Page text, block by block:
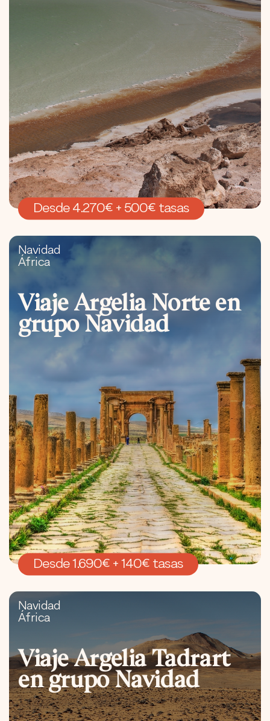
Desde 4.270€ + 500€ tasas
Navidad
África
Viaje Argelia Norte en
grupo Navidad
Desde 1.690€ + 140€ tasas
Navidad
África
Viaje Argelia Tadrart
en grupo Navidad